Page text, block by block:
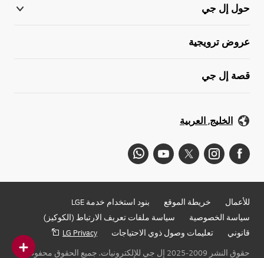
حول إل جي
عروض ترويجية
قصة إل جي
الخليج, العربية
للأعمال خريطة الموقع
بنود استخدام خدمة LGE
سياسة الخصوصية
سياسة ملفات تعريف الارتباط (الكوكيز)
قانوني
تعليمات وصول ذوي الاحتياجات
LG Privacy
حقوق النشر 2009-2025 إل جي للإلكترونيات. جميع الحقوق محفوظة